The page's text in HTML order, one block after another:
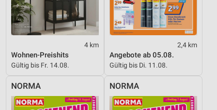
4 km
Wohnen-Preishits
Gültig bis Fr. 14.08.
2,4 km
Angebote ab 05.08.
Gültig bis Di. 11.08.
NORMA NORMA